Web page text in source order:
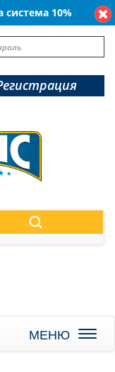
система 10%